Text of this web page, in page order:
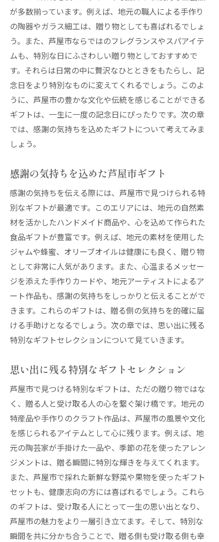
が多数揃っています。例えば、地元の職人による手作り
の陶器やガラス細工は、贈り物としても喜ばれるでしょ
う。また、芦屋市ならではのフレグランスやスパアイテ
ムも、特別な日にふさわしい贈り物としておすすめで
す。それらは日常の中に贅沢なひとときをもたらし、記
念日をより特別なものに変えてくれるでしょう。このよ
うに、芦屋市の豊かな文化や伝統を感じることができる
ギフトは、一生に一度の記念日にぴったりです。次の章
では、感謝の気持ちを込めたギフトについて考えてみま
しょう。
感謝の気持ちを込めた芦屋市ギフト
感謝の気持ちを伝える際には、芦屋市で見つけられる特
別なギフトが最適です。このエリアには、地元の自然素
材を活かしたハンドメイド商品や、心を込めて作られた
食品ギフトが豊富です。例えば、地元の素材を使用した
ジャムや蜂蜜、オリーブオイルは健康にも良く、贈り物
として非常に人気があります。また、心温まるメッセー
ジを添えた手作りカードや、地元アーティストによるア
ート作品も、感謝の気持ちをしっかりと伝えることがで
きます。これらのギフトは、贈る側の気持ちを的確に届
ける手助けとなるでしょう。次の章では、思い出に残る
特別なギフトセレクションについて見ていきます。
思い出に残る特別なギフトセレクション
芦屋市で見つける特別なギフトは、ただの贈り物ではな
く、贈る人と受け取る人の心を繋ぐ架け橋です。地元の
特産品や手作りのクラフト作品は、芦屋市の風景や文化
を感じられるアイテムとして心に残ります。例えば、地
元の陶芸家が手掛けた一品や、季節の花を使ったアレン
ジメントは、贈る瞬間に特別な輝きを与えてくれます。
また、芦屋市で採れた新鮮な野菜や果物を使ったギフト
セットも、健康志向の方には喜ばれるでしょう。これら
のギフトは、受け取る人にとって一生の思い出となり、
芦屋市の魅力をより一層引き立てます。そして、特別な
瞬間を共に分かち合うことで、贈る側も受け取る側も幸